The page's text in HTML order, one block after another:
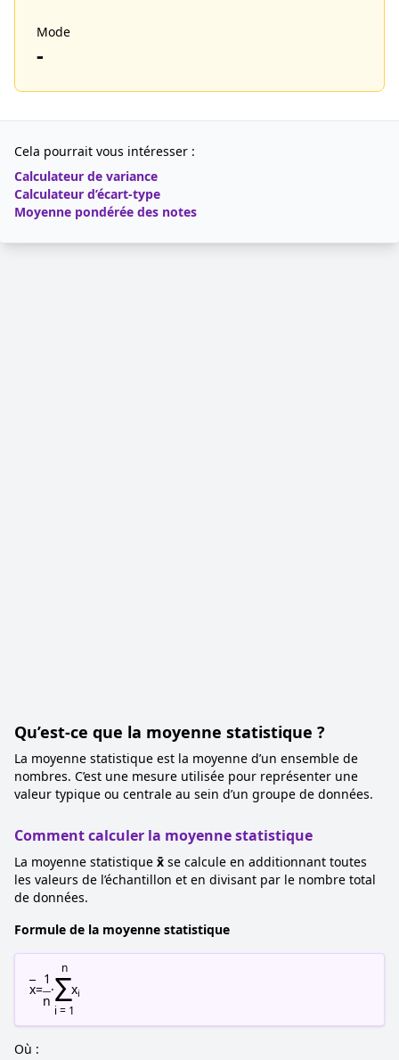
Mode
-
Cela pourrait vous intéresser :
Calculateur de variance
Calculateur d’écart-type
Moyenne pondérée des notes
Qu’est-ce que la moyenne statistique ?
La moyenne statistique est la moyenne d’un ensemble de
nombres. C’est une mesure utilisée pour représenter une
valeur typique ou centrale au sein d’un groupe de données.
Comment calculer la moyenne statistique
La moyenne statistique x̄ se calcule en additionnant toutes
les valeurs de l’échantillon et en divisant par le nombre total
de données.
Formule de la moyenne statistique
x=
1
n
·
n
Σ
i = 1
xi
Où :